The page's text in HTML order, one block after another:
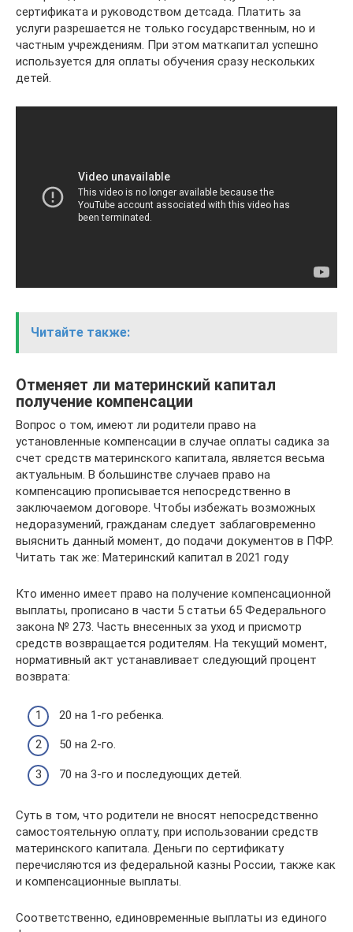
сертификата и руководством детсада. Платить за
услуги разрешается не только государственным, но и
частным учреждениям. При этом маткапитал успешно
используется для оплаты обучения сразу нескольких
детей.
Читайте также:
Отменяет ли материнский капитал
получение компенсации
Вопрос о том, имеют ли родители право на
установленные компенсации в случае оплаты садика за
счет средств материнского капитала, является весьма
актуальным. В большинстве случаев право на
компенсацию прописывается непосредственно в
заключаемом договоре. Чтобы избежать возможных
недоразумений, гражданам следует заблаговременно
выяснить данный момент, до подачи документов в ПФР.
Читать так же: Материнский капитал в 2021 году
Кто именно имеет право на получение компенсационной
выплаты, прописано в части 5 статьи 65 Федерального
закона № 273. Часть внесенных за уход и присмотр
средств возвращается родителям. На текущий момент,
нормативный акт устанавливает следующий процент
возврата:
20 на 1-го ребенка.
50 на 2-го.
70 на 3-го и последующих детей.
Суть в том, что родители не вносят непосредственно
самостоятельную оплату, при использовании средств
материнского капитала. Деньги по сертификату
перечисляются из федеральной казны России, также как
и компенсационные выплаты.
Соответственно, единовременные выплаты из единого